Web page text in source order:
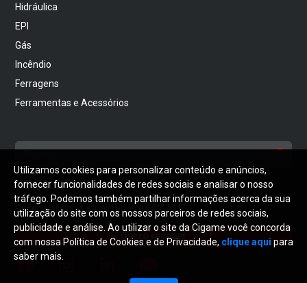
Hidráulica
EPI
Gás
Incêndio
Ferragens
Ferramentas e Acessórios
NEWSLETTER
Receba notícias atualizadas da CIGAME
Quero receber
Utilizamos cookies para personalizar conteúdo e anúncios,
fornecer funcionalidades de redes sociais e analisar o nosso
tráfego. Podemos também partilhar informações acerca da sua
utilização do site com os nossos parceiros de redes sociais,
publicidade e análise. Ao utilizar o site da Cigame você concorda
com nossa Política de Cookies e de Privacidade, clique aqui para
saber mais.